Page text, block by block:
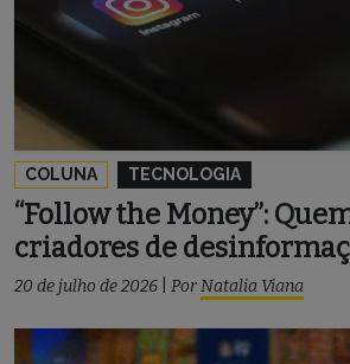
COLUNA TECNOLOGIA
“Follow the Money”:
criadores de
20 de julho de 2026 PorNatalia Viana